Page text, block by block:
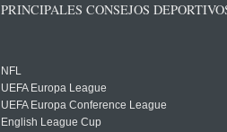
PRINCIPALES CONSEJOS
NFL
UEFA Europa League
UEFA Europa Conference League
English League Cup